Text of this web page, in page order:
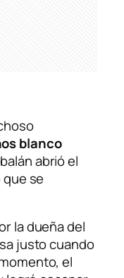
blanco
abrió el
se
la dueña del
justo cuando
el